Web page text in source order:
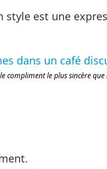
style est une
compliment le plus sincère